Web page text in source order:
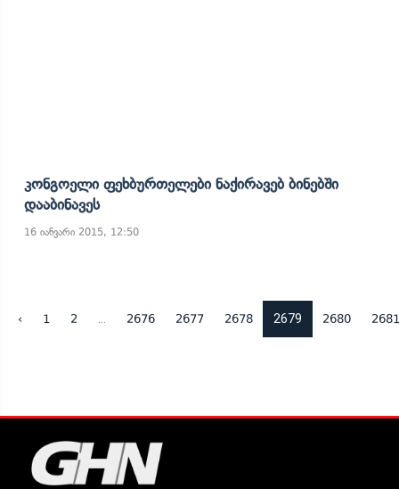
Კონგოელი Ფეხბურთელები Ნაქირავებ Ბინებში
Დააბინავეს
16 იანვარი 2015, 12:50
‹ 1 2 2676 2677 2678 2679 2680 2681